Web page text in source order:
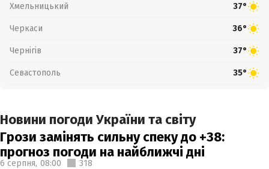
Хмельницький 37°
Черкаси 36°
Чернігів 37°
Севастополь 35°
Новини погоди України та світу
Грози замінять сильну спеку до +38:
прогноз погоди на найближчі дні
6 серпня, 08:00 318